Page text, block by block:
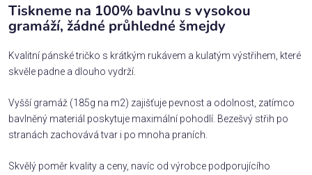
Tiskneme na 100% bavlnu s vysokou
gramáží, žádné průhledné šmejdy
Kvalitní pánské tričko s krátkým rukávem a kulatým výstřihem, které
skvěle padne a dlouho vydrží.
Vyšší gramáž (185g na m2) zajišťuje pevnost a odolnost, zatímco
bavlněný materiál poskytuje maximální pohodlí. Bezešvý střih po
stranách zachovává tvar i po mnoha praních.
Skvělý poměr kvality a ceny, navíc od výrobce podporujícího